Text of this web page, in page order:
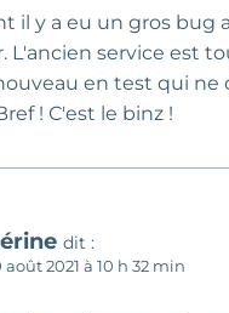
il y a eu un gros bug
L'ancien service est
en test qui ne
! C'est le binz !
dit :
août 2021 à 10 h 32 min